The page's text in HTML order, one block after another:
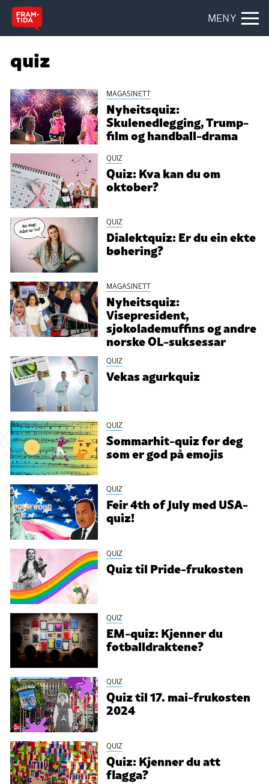
MENY
quiz
MAGASINETT
Nyheitsquiz:
Skulenedlegging, Trump-
film og handball-drama
QUIZ
Quiz: Kva kan du om
oktober?
QUIZ
Dialektquiz: Er du ein ekte
bøhering?
MAGASINETT
Nyheitsquiz:
Visepresident,
sjokolademuffins og andre
norske OL-suksessar
QUIZ
Vekas agurkquiz
QUIZ
Sommarhit-quiz for deg
som er god på emojis
QUIZ
Feir 4th of July med USA-
quiz!
QUIZ
Quiz til Pride-frukosten
QUIZ
EM-quiz: Kjenner du
fotballdraktene?
QUIZ
Quiz til 17. mai-frukosten
2024
QUIZ
Quiz: Kjenner du att
flagga?